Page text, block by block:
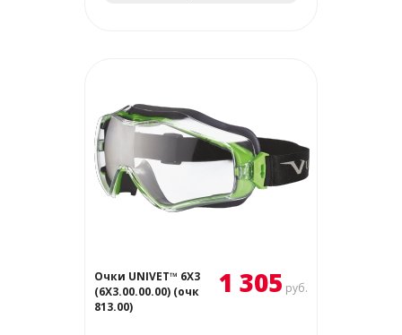
Очки UNIVET™ 6Х3
(6Х3.00.00.00) (очк
813.00)
1 305 руб.